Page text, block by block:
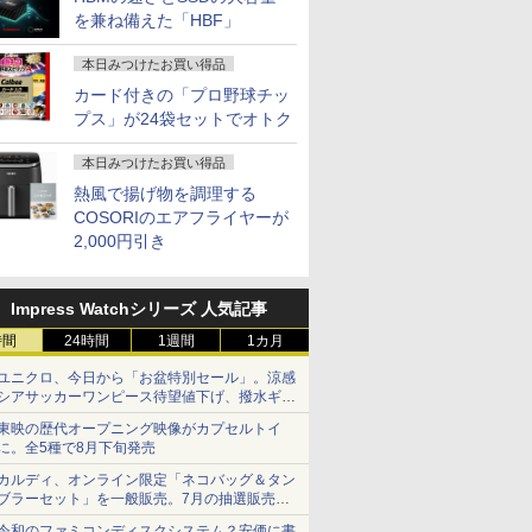
を兼ね備えた「HBF」
本日みつけたお買い得品
カード付きの「プロ野球チッ
プス」が24袋セットでオトク
本日みつけたお買い得品
熱風で揚げ物を調理する
COSORIのエアフライヤーが
2,000円引き
Impress Watchシリーズ 人気記事
24時間 1週間 1カ月
ニクロ、今日から「お盆特別セール」。涼感
アサッカーワンピース待望値下げ、撥水ギア
ョーツは1990円に
映の歴代オープニング映像がカプセルトイ
。全5種で8月下旬発売
ルディ、オンライン限定「ネコバッグ＆タン
ラーセット」を一般販売。7月の抽選販売の
選無効分